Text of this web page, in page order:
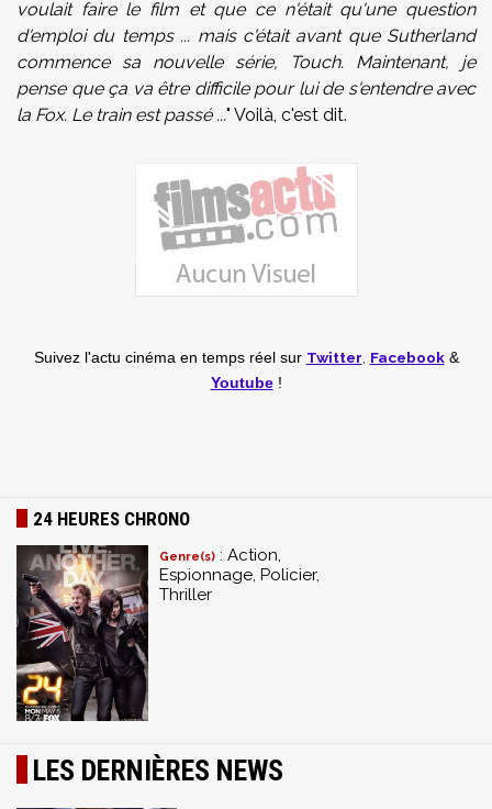
voulait faire le film et que ce n'était qu'une question
d'emploi du temps ... mais c'était avant que Sutherland
commence sa nouvelle série, Touch. Maintenant, je
pense que ça va être difficile pour lui de s'entendre avec
la Fox. Le train est passé ..." Voilà, c'est dit.
Suivez l'actu cinéma en temps réel sur Twitter Facebook&
Youtube!
24 HEURES CHRONO
Genre(s) : Action,
Espionnage, Policier,
Thriller
LES DERNIÈRES NEWS